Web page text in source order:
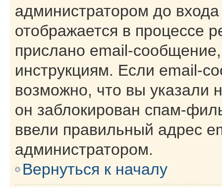
администратором до
отображается в процессе
прислано email-
инструкциям. Если email-
возможно, что вы указали
он заблокирован спам-
ввели правильный адрес
администратором.
Вернуться к началу